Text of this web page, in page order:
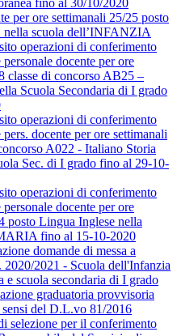
fino al 30/10/2020
per ore settimanali 25/25 posto
scuola dell’INFANZIA
operazioni di conferimento
docente per ore
classe di concorso AB25 –
Scuola Secondaria di I grado
operazioni di conferimento
docente per ore settimanali
A022 - Italiano Storia
Sec. di I grado fino al 29-10-
operazioni di conferimento
docente per ore
posto Lingua Inglese nella
fino al 15-10-2020
domande di messa a
2020/2021 - Scuola dell'Infanzia
e scuola secondaria di I grado
graduatoria provvisoria
sensi del D.L.vo 81/2016
selezione per il conferimento